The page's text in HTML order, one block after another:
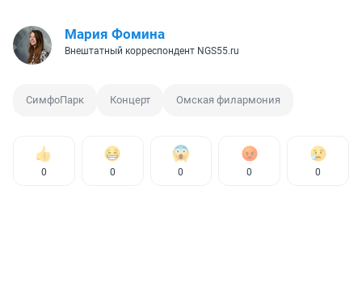
Мария Фомина
Внештатный корреспондент NGS55.ru
СимфоПарк Концерт Омская филармония
0 0 0 0 0